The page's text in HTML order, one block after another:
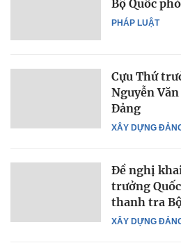
PHÁP LUẬT
Bộ Quốc
XÂY DỰNG
Cựu Thứ
Nguyễn
Đảng
XÂY DỰNG
Đề nghị
trưởng
thanh tra